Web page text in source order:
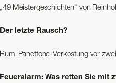
„49 Meistergeschichten“ von
Der letzte Rausch?
Rum-Panettone-Verkostung vor
Feueralarm: Was retten Sie mit